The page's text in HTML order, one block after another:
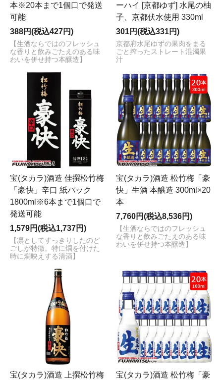
本※20本まで1個口で発送
可能
388円(税込427円)
【生酒ならではのフレッシュ
な香りと飲みごたえのある味
わいを併せ持つ本醸造】
ーハイ [京都ゆず] 水尾の柚
子、京都伏水使用 330ml
301円(税込331円)
京都府水尾ゆずの果肉をまる
ごと搾ったストレート混濁果
汁
宝(タカラ)酒造 佳撰松竹梅
「豪快」辛口 紙パック
1800ml※6本まで1個口で
発送可能
1,579円(税込1,737円)
【凛としてすっきりしたのど
ごしが特徴。特に燗を付けた
時に燗映えする清酒】
宝(タカラ)酒造 松竹梅「豪
快」生酒 本醸造 300ml×20
本
7,760円(税込8,536円)
【生酒ならではのフレッシュ
な香りと飲みごたえのある味
わいを併せ持つ本醸造】
宝(タカラ)酒造 上撰松竹梅 宝(タカラ)酒造 松竹梅「豪